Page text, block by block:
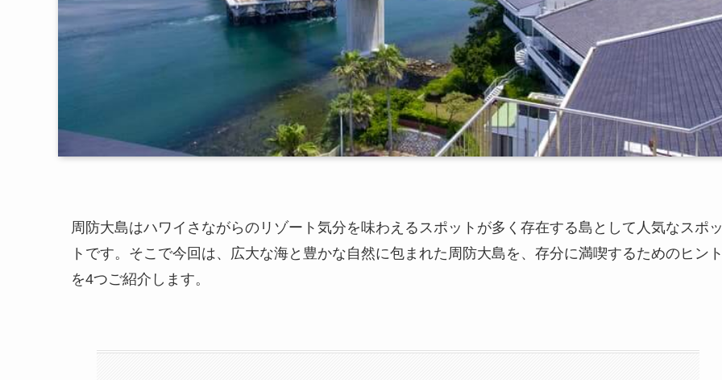
周防大島はハワイさながらのリゾート気分を味わえるスポットが多く存在する島として人気なスポ
トです。そこで今回は、広大な海と豊かな自然に包まれた周防大島を、存分に満喫するためのヒン
を4つご紹介します。